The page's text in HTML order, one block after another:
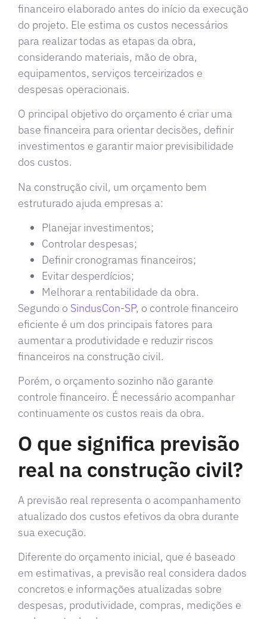
financeiro elaborado antes do início da execução
do projeto. Ele estima os custos necessários
para realizar todas as etapas da obra,
considerando materiais, mão de obra,
equipamentos, serviços terceirizados e
despesas operacionais.
O principal objetivo do orçamento é criar uma
base financeira para orientar decisões, definir
investimentos e garantir maior previsibilidade
dos custos.
Na construção civil, um orçamento bem
estruturado ajuda empresas a:
Planejar investimentos;
Controlar despesas;
Definir cronogramas financeiros;
Evitar desperdícios;
Melhorar a rentabilidade da obra.
Segundo o SindusCon-SP, o controle financeiro
eficiente é um dos principais fatores para
aumentar a produtividade e reduzir riscos
financeiros na construção civil.
Porém, o orçamento sozinho não garante
controle financeiro. É necessário acompanhar
continuamente os custos reais da obra.
O que significa previsão
real na construção civil?
A previsão real representa o acompanhamento
atualizado dos custos efetivos da obra durante
sua execução.
Diferente do orçamento inicial, que é baseado
em estimativas, a previsão real considera dados
concretos e informações atualizadas sobre
despesas, produtividade, compras, medições e